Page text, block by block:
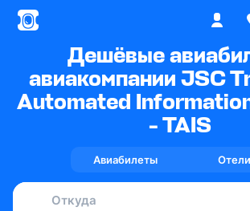
Дешёвые
авиакомпании JSC
Automated
- TAIS
Авиабилеты Отели